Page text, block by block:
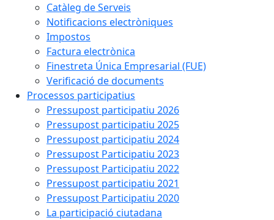
Catàleg de Serveis
Notificacions electròniques
Impostos
Factura electrònica
Finestreta Única Empresarial (FUE)
Verificació de documents
Processos participatius
Pressupost participatiu 2026
Pressupost participatiu 2025
Pressupost participatiu 2024
Pressupost Participatiu 2023
Pressupost Participatiu 2022
Pressupost participatiu 2021
Pressupost Participatiu 2020
La participació ciutadana